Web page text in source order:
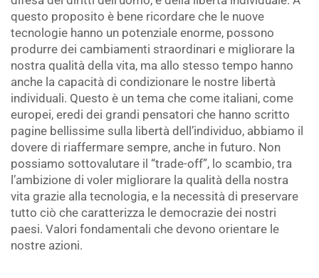
questo proposito è bene ricordare che le nuove
tecnologie hanno un potenziale enorme, possono
produrre dei cambiamenti straordinari e migliorare la
nostra qualità della vita, ma allo stesso tempo hanno
anche la capacità di condizionare le nostre libertà
individuali. Questo è un tema che come italiani, come
europei, eredi dei grandi pensatori che hanno scritto
pagine bellissime sulla libertà dell’individuo, abbiamo il
dovere di riaffermare sempre, anche in futuro. Non
possiamo sottovalutare il “trade-off”, lo scambio, tra
l’ambizione di voler migliorare la qualità della nostra
vita grazie alla tecnologia, e la necessità di preservare
tutto ciò che caratterizza le democrazie dei nostri
paesi. Valori fondamentali che devono orientare le
nostre azioni.